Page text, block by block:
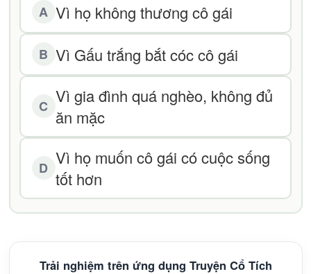
A Vì họ không thương cô gái
B Vì Gấu trắng bắt cóc cô gái
C Vì gia đình quá nghèo, không đủ
ăn mặc
D Vì họ muốn cô gái có cuộc sống
tốt hơn
Trải nghiệm trên ứng dụng Truyện Cổ Tích